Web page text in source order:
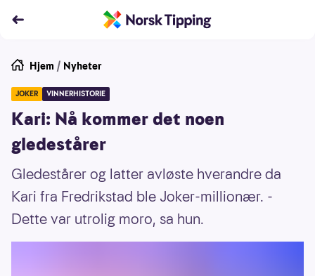
Hjem / Nyheter
JOKER VINNERHISTORIE
Kari: Nå kommer det noen
gledestårer
Gledestårer og latter avløste hverandre da
Kari fra Fredrikstad ble Joker-millionær. -
Dette var utrolig moro, sa hun.